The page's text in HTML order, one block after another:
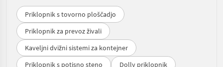
Priklopnik s tovorno ploščadjo
Priklopnik za prevoz živali
Kaveljni dvižni sistemi za kontejner
Priklopnik s potisno steno
Dolly priklopnik